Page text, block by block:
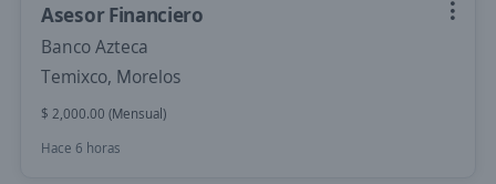
Asesor Financiero
Banco Azteca
Temixco, Morelos
$ 2,000.00 (Mensual)
Hace 6 horas